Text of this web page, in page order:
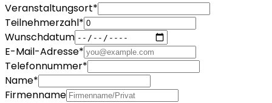
Veranstaltungsort*
Teilnehmerzahl*
Wunschdatum
E-Mail-Adresse*
Telefonnummer*
Name*
Firmenname